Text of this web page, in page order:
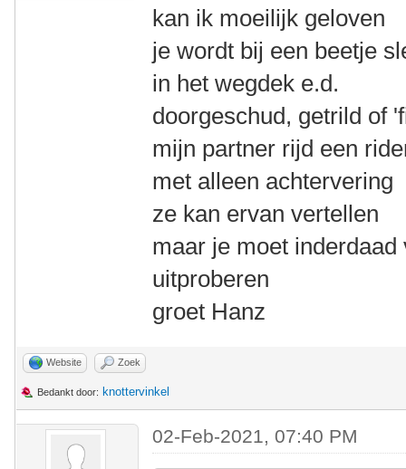
kan ik moeilijk geloven
je wordt bij een beetje
in het wegdek e.d.
doorgeschud, getrild of
mijn partner rijd een
met alleen achtervering
ze kan ervan vertellen
maar je moet
uitproberen
groet Hanz
Website Zoek
Bedankt door: knottervinkel
02-Feb-2021, 07:40 PM